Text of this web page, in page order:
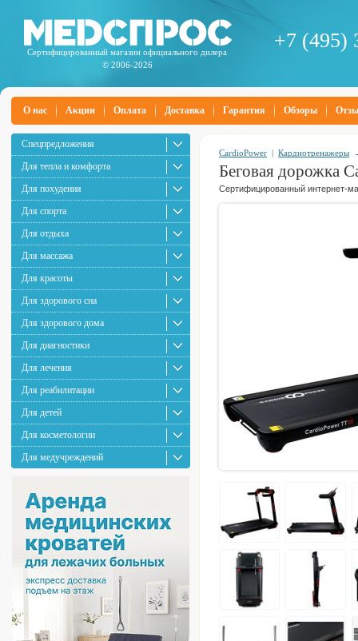
Сертифицированный магазин официального дилера
© 2006-2026
+7 (495)
О нас Акции Оплата Доставка Гарантия Обзоры
Спецпредложения
Для тепла и комфорта
Для похудения
Для спорта
Для отдыха
Для массажа
Для красоты
Для здорового сна
Для здорового дома
Для диагностики
Для лечения
Для реабилитации
Для детей
Для косметологии
Для медучреждений
CardioPower | Кардиотренажеры
Беговая дорожка
Сертифицированный интернет-